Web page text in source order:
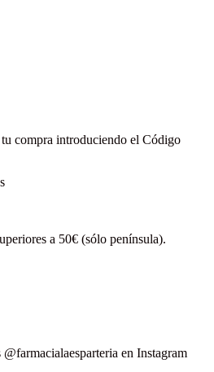
compra introduciendo el Código
a 50€ (sólo península).
en Instagram